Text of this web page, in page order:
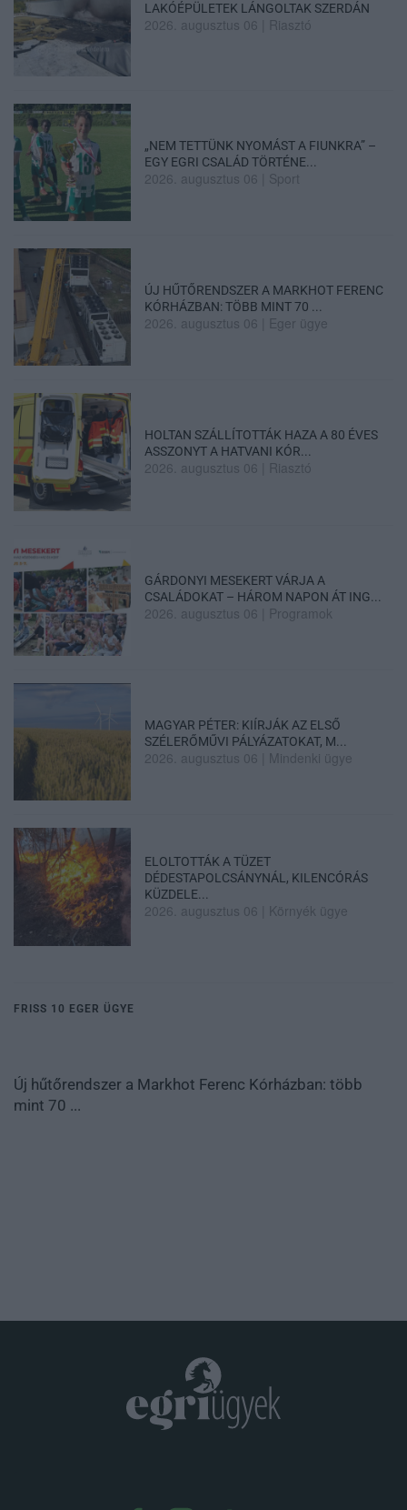
LAKÓÉPÜLETEK LÁNGOLTAK SZERDÁN
2026. augusztus 06 Riasztó
„NEM TETTÜNK NYOMÁST A FIUNKRA” –
EGY EGRI CSALÁD TÖRTÉNE...
2026. augusztus 06 Sport
ÚJ HŰTŐRENDSZER A MARKHOT FERENC
KÓRHÁZBAN: TÖBB MINT 70 ...
2026. augusztus 06 Eger ügye
HOLTAN SZÁLLÍTOTTÁK HAZA A 80 ÉVES
ASSZONYT A HATVANI KÓR...
2026. augusztus 06 Riasztó
GÁRDONYI MESEKERT VÁRJA A
CSALÁDOKAT – HÁROM NAPON ÁT ING...
2026. augusztus 06 Programok
MAGYAR PÉTER: KIÍRJÁK AZ ELSŐ
SZÉLERŐMŰVI PÁLYÁZATOKAT, M...
2026. augusztus 06 Mindenki ügye
ELOLTOTTÁK A TÜZET
DÉDESTAPOLCSÁNYNÁL, KILENCÓRÁS
KÜZDELE...
2026. augusztus 06 Környék ügye
FRISS 10 EGER ÜGYE
Új hűtőrendszer a Markhot Ferenc Kórházban: több
mint 70 ...